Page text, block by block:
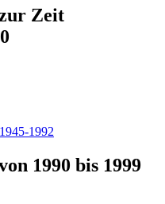
Zeit
1992
1990 bis 1999